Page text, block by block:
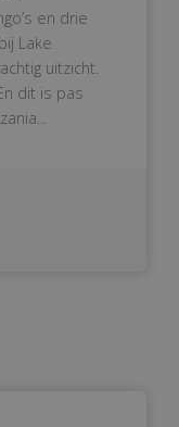
en drie
Lake
uitzicht.
dit is pas